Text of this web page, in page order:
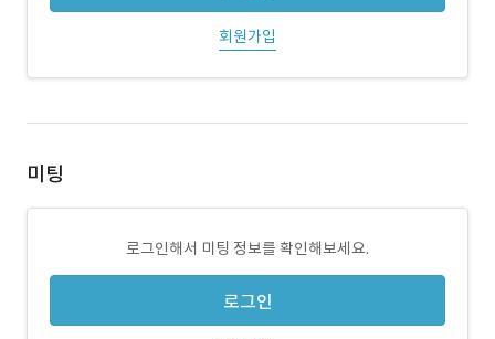
회원가입
미팅
로그인해서 미팅 정보를 확인해보세요.
로그인